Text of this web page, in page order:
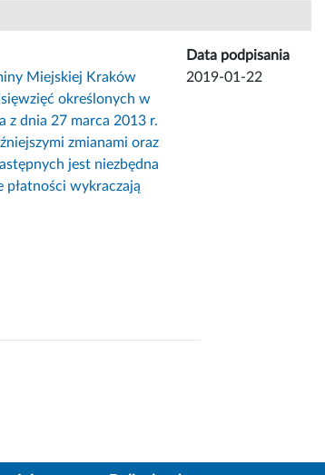
Data podpisania
Miejskiej Kraków
określonych w
z dnia 27 marca 2013 r.
zmianami oraz
jest niezbędna
płatności wykraczają
2019-01-22